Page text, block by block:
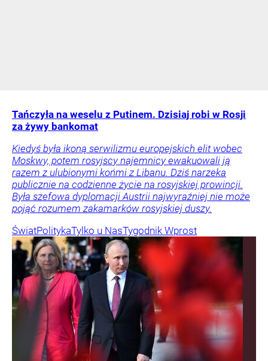
Tańczyła na weselu z Putinem. Dzisiaj robi w Rosji
za żywy bankomat
Kiedyś była ikoną serwilizmu europejskich elit wobec
Moskwy, potem rosyjscy najemnicy ewakuowali ją
razem z ulubionymi końmi z Libanu. Dziś narzeka
publicznie na codzienne życie na rosyjskiej prowincji.
Była szefowa dyplomacji Austrii najwyraźniej nie może
pojąć rozumem zakamarków rosyjskiej duszy.
ŚwiatPolitykaTylko u NasTygodnik Wprost